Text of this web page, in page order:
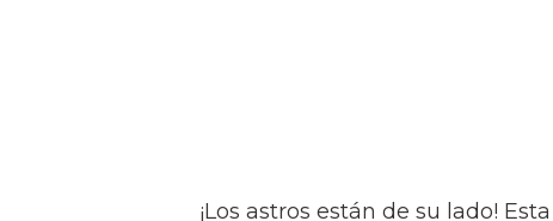
¡Los astros están de su lado! Esta